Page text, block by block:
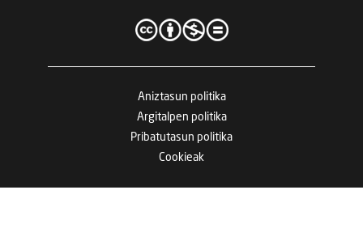
Aniztasun politika
Argitalpen politika
Pribatutasun politika
Cookieak